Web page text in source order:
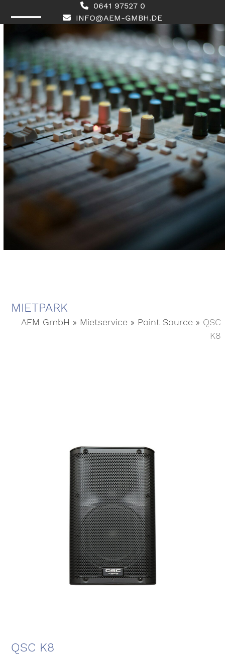
0641 97527 0
INFO@AEM-GMBH.DE
mobile
menu
mobile
menu
MIETPARK
AEM GmbH » Mietservice » Point Source » QSC
K8
QSC K8